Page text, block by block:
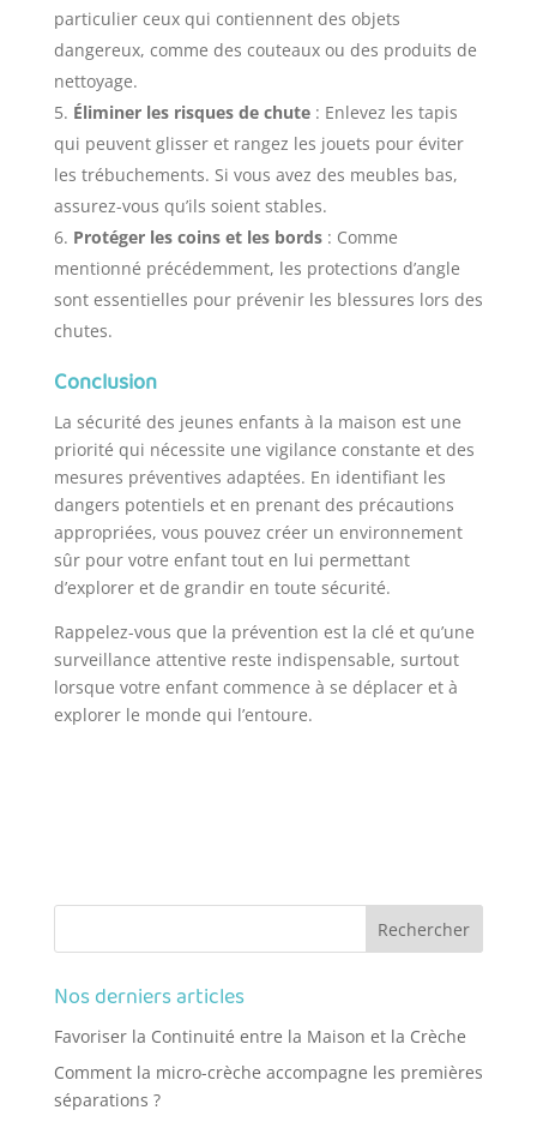
particulier ceux qui contiennent des objets
dangereux, comme des couteaux ou des produits de
nettoyage.
Éliminer les risques de chute: Enlevez les tapis
qui peuvent glisser et rangez les jouets pour éviter
les trébuchements. Si vous avez des meubles bas,
assurez-vous qu’ils soient stables.
Protéger les coins et les bords: Comme
mentionné précédemment, les protections d’angle
sont essentielles pour prévenir les blessures lors des
chutes.
Conclusion
La sécurité des jeunes enfants à la maison est une
priorité qui nécessite une vigilance constante et des
mesures préventives adaptées. En identifiant les
dangers potentiels et en prenant des précautions
appropriées, vous pouvez créer un environnement
sûr pour votre enfant tout en lui permettant
d’explorer et de grandir en toute sécurité.
Rappelez-vous que la prévention est la clé et qu’une
surveillance attentive reste indispensable, surtout
lorsque votre enfant commence à se déplacer et à
explorer le monde qui l’entoure.
Nos derniers articles
Favoriser la Continuité entre la Maison et la Crèche
Comment la micro-crèche accompagne les premières
séparations ?